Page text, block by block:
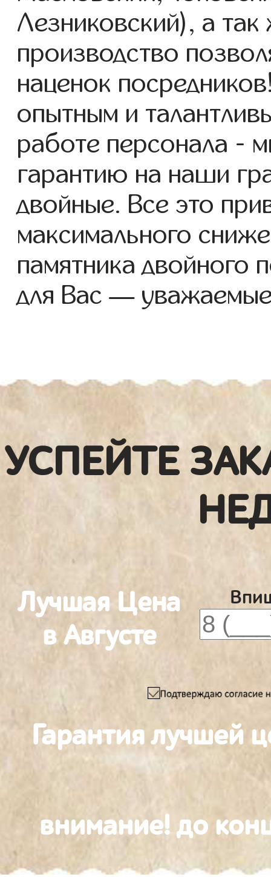
Лезниковский), а
производство
наценок
опытным и
работе персонала -
гарантию на наши
двойные. Все это
максимального
памятника
для Вас —
УСПЕЙТЕ
Лучшая Цена
в Августе
Гарантия лучшей
внимание! до